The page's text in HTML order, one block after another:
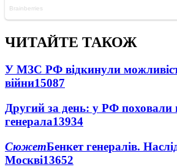
ЧИТАЙТЕ ТАКОЖ
У МЗС РФ відкинули
війни15087
Другий за день: у РФ поховали
генерала13934
СюжетБенкет генералів.
Москві13652